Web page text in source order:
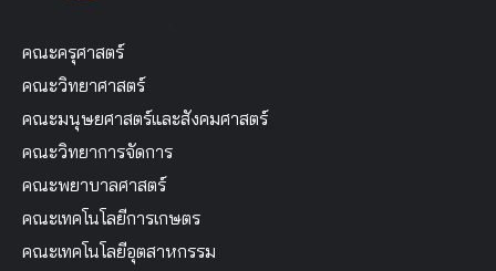
คณะครุศาสตร์
คณะวิทยาศาสตร์
คณะมนุษยศาสตร์และสังคมศาสตร์
คณะวิทยาการจัดการ
คณะพยาบาลศาสตร์
คณะเทคโนโลยีการเกษตร
คณะเทคโนโลยีอุตสาหกรรม